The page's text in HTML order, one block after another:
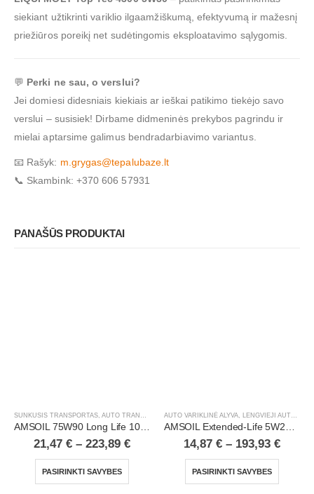
siekiant užtikrinti variklio ilgaamžiškumą, efektyvumą ir mažesnį
priežiūros poreikį net sudėtingomis eksploatavimo sąlygomis.
💬 Perki ne sau, o verslui?
Jei domiesi didesniais kiekiais ar ieškai patikimo tiekėjo savo
verslui – susisiek! Dirbame didmeninės prekybos pagrindu ir
mielai aptarsime galimus bendradarbiavimo variantus.
📧 Rašyk: m.grygas@tepalubaze.lt
📞 Skambink: +370 606 57931
PANAŠŪS PRODUKTAI
SUNKUSIS TRANSPORTAS AUTO TRANSMISINĖ ALYVA ,H/D TRANSMISINĖ ALYVA, LENGVIEJI
AMSOIL 75W90 Long Life 100% Synthetic Gear Lube
21,47 € – 223,89 €
PASIRINKTI SAVYBES
AUTO VARIKLINĖ ALYVA LENGVIEJI AUTOMOBILIAI
14,87 € – 193,93 €
PASIRINKTI SAVYBES